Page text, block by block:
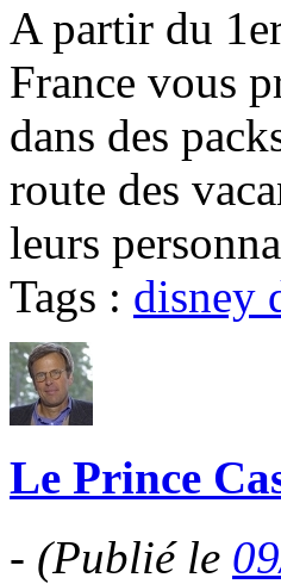
A partir du
France vous
dans des
route des
leurs
Tags : disney
Le Prince
- (Publié le